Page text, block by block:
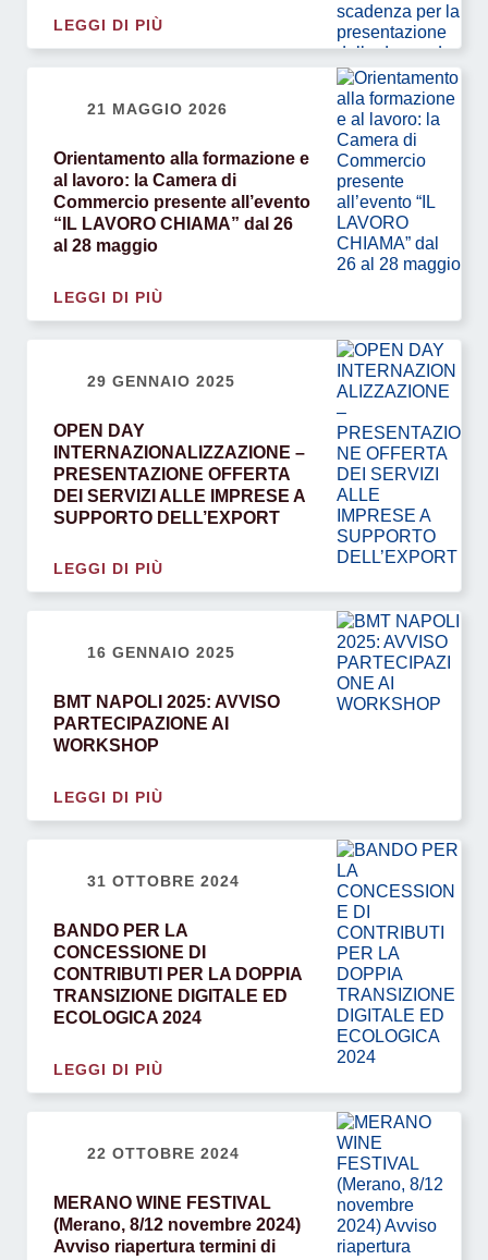
LEGGI DI PIÙ
21 MAGGIO 2026
Orientamento alla formazione e
al lavoro: la Camera di
Commercio presente all’evento
“IL LAVORO CHIAMA” dal 26
al 28 maggio
LEGGI DI PIÙ
29 GENNAIO 2025
OPEN DAY
INTERNAZIONALIZZAZIONE –
PRESENTAZIONE OFFERTA
DEI SERVIZI ALLE IMPRESE A
SUPPORTO DELL’EXPORT
LEGGI DI PIÙ
16 GENNAIO 2025
BMT NAPOLI 2025: AVVISO
PARTECIPAZIONE AI
WORKSHOP
LEGGI DI PIÙ
31 OTTOBRE 2024
BANDO PER LA
CONCESSIONE DI
CONTRIBUTI PER LA DOPPIA
TRANSIZIONE DIGITALE ED
ECOLOGICA 2024
LEGGI DI PIÙ
22 OTTOBRE 2024
MERANO WINE FESTIVAL
(Merano, 8/12 novembre 2024)
Avviso riapertura termini di